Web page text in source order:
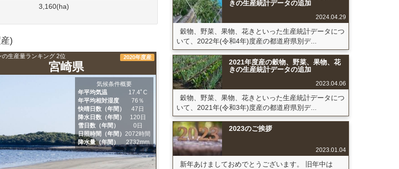
3,160(ha)
)
の生産量ランキング 2位
宮崎県
2020年度産
気候条件概要
年平均気温
17.4ﾟC
年平均相対湿度
76％
快晴日数（年間）
47日
降水日数（年間）
120日
雪日数（年間）
0日
日照時間（年間）2072時間
降水量（年間）
2732mm
きの生産統計データの追加
2024.04.29
穀物、野菜、果物、花きといった生産統計データにつ
いて、2022年(令和4年)度産の都道府県別デ...
2021年度産の穀物、野菜、果物、花
きの生産統計データの追加
2023.04.06
穀物、野菜、果物、花きといった生産統計データにつ
いて、2021年(令和3年)度産の都道府県別デ...
2023のご挨拶
2023.01.04
新年あけましておめでとうございます。 旧年中は